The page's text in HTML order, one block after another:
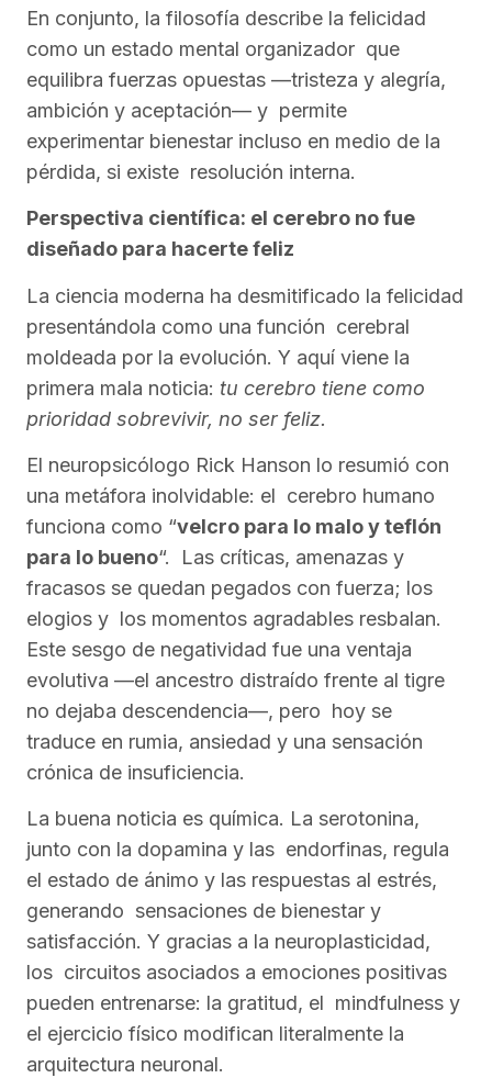
En conjunto, la filosofía describe la felicidad
como un estado mental organizador que
equilibra fuerzas opuestas —tristeza y alegría,
ambición y aceptación— y permite
experimentar bienestar incluso en medio de la
pérdida, si existe resolución interna.
Perspectiva científica: el cerebro no fue
diseñado para hacerte feliz
La ciencia moderna ha desmitificado la felicidad
presentándola como una función cerebral
moldeada por la evolución. Y aquí viene la
primera mala noticia: tu cerebro tiene como
prioridad sobrevivir, no ser feliz.
El neuropsicólogo Rick Hanson lo resumió con
una metáfora inolvidable: el cerebro humano
funciona como “velcro para lo malo y teflón
para lo bueno“. Las críticas, amenazas y
fracasos se quedan pegados con fuerza; los
elogios y los momentos agradables resbalan.
Este sesgo de negatividad fue una ventaja
evolutiva —el ancestro distraído frente al tigre
no dejaba descendencia—, pero hoy se
traduce en rumia, ansiedad y una sensación
crónica de insuficiencia.
La buena noticia es química. La serotonina,
junto con la dopamina y las endorfinas, regula
el estado de ánimo y las respuestas al estrés,
generando sensaciones de bienestar y
satisfacción. Y gracias a la neuroplasticidad,
los circuitos asociados a emociones positivas
pueden entrenarse: la gratitud, el mindfulness y
el ejercicio físico modifican literalmente la
arquitectura neuronal.